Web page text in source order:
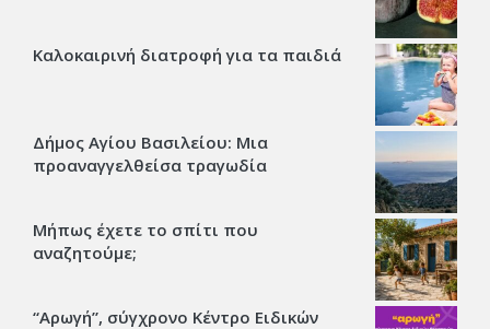
Καλοκαιρινή διατροφή για τα παιδιά
Δήμος Αγίου Βασιλείου: Μια
προαναγγελθείσα τραγωδία
Μήπως έχετε το σπίτι που
αναζητούμε;
“Αρωγή”, σύγχρονο Κέντρο Ειδικών